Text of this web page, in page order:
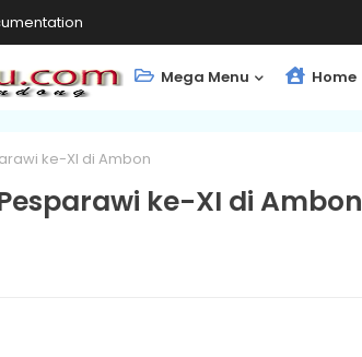
Mega Menu Home
ke-XI di Ambon
ke-XI di Ambon